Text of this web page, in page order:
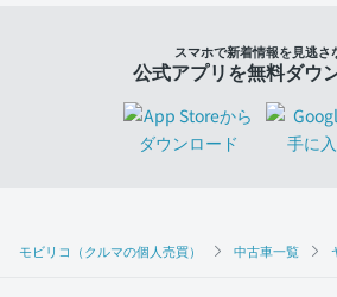
モビリコ（クルマの個人売買） 中古車一覧
スマホで新着情報を見逃さ
公式アプリを無料ダウ